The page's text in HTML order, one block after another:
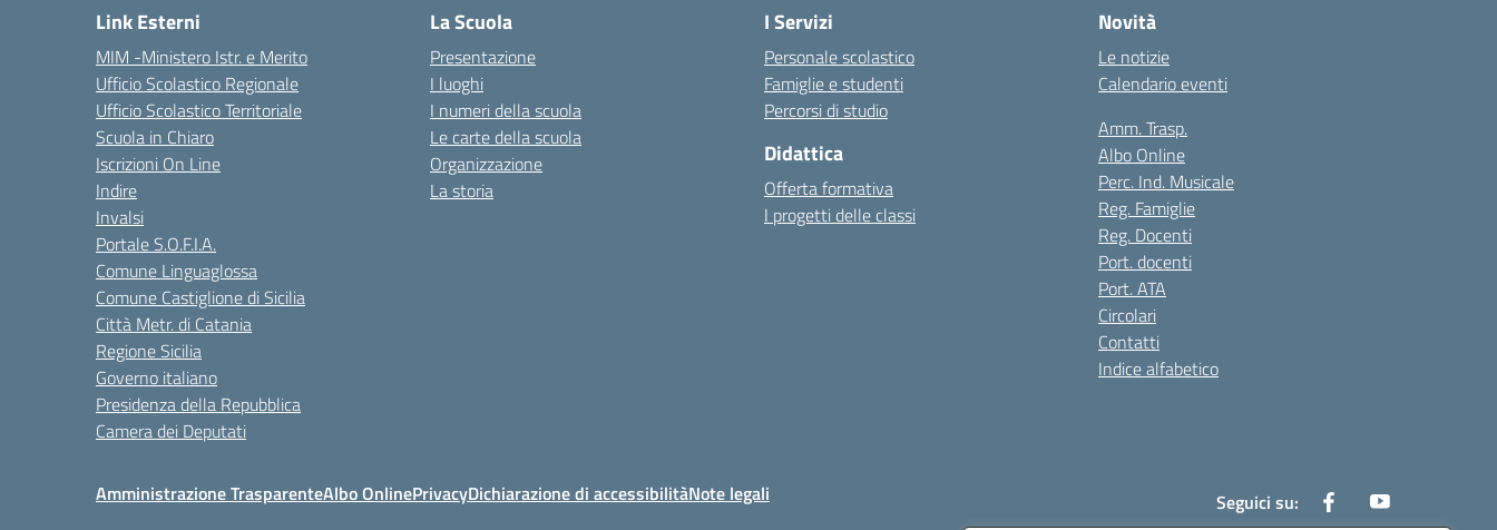
Link Esterni
MIM -Ministero Istr. e Merito
Ufficio Scolastico Regionale
Ufficio Scolastico Territoriale
Scuola in Chiaro
Iscrizioni On Line
Indire
Invalsi
Portale S.O.F.I.A.
Comune Linguaglossa
Comune Castiglione di Sicilia
Città Metr. di Catania
Regione Sicilia
Governo italiano
Presidenza della Repubblica
Camera dei Deputati
La Scuola
Presentazione
I luoghi
I numeri della scuola
Le carte della scuola
Organizzazione
La storia
I Servizi
Personale scolastico
Famiglie e studenti
Percorsi di studio
Didattica
Offerta formativa
I progetti delle classi
Novità
Le notizie
Calendario eventi
Amm. Trasp.
Albo Online
Perc. Ind. Musicale
Reg. Famiglie
Reg. Docenti
Port. docenti
Port. ATA
Circolari
Contatti
Indice alfabetico
Amministrazione TrasparenteAlbo OnlinePrivacyDichiarazione di accessibilitàNote legali Seguici su: